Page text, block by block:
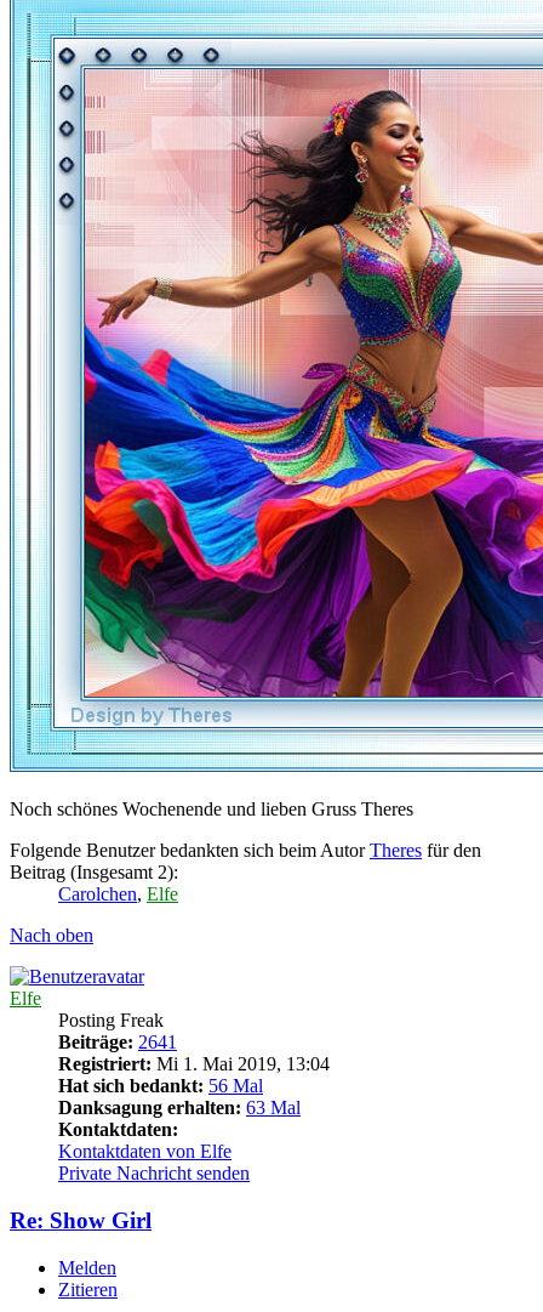
Noch schönes Wochenende und lieben Gruss Theres
Folgende Benutzer bedankten sich beim AutorTheres für den
Beitrag (Insgesamt 2):
Carolchen, Elfe
Nach oben
Elfe
Posting Freak
Beiträge: 2641
Registriert: Mi 1. Mai 2019, 13:04
Hat sich bedankt: 56 Mal
Danksagung erhalten: 63 Mal
Kontaktdaten:
Kontaktdaten von Elfe
Private Nachricht senden
Re: Show Girl
Melden
Zitieren